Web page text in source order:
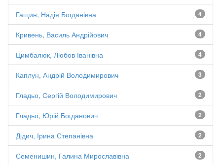
4
Гащин, Надія Богданівна
4
Кривень, Василь Андрійович
4
Цимбалюк, Любов Іванівна
3
Каплун, Андрій Володимирович
2
Гладьо, Сергій Володимирович
2
Гладьо, Юрій Богданович
2
Дідич, Ірина Степанівна
2
Семенишин, Галина Мирославівна